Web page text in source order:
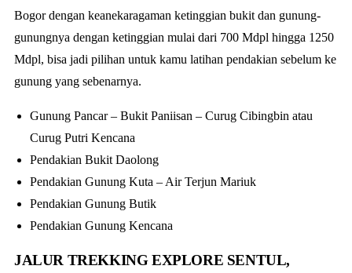
Bogor dengan keanekaragaman ketinggian bukit dan gunung-
gunungnya dengan ketinggian mulai dari 700 Mdpl hingga 1250
Mdpl, bisa jadi pilihan untuk kamu latihan pendakian sebelum ke
gunung yang sebenarnya.
Gunung Pancar – Bukit Paniisan – Curug Cibingbin atau
Curug Putri Kencana
Pendakian Bukit Daolong
Pendakian Gunung Kuta – Air Terjun Mariuk
Pendakian Gunung Butik
Pendakian Gunung Kencana
JALUR TREKKING EXPLORE SENTUL,